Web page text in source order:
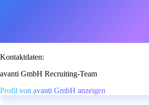
Kontaktdaten:
avanti GmbH Recruiting-Team
Profil von avanti GmbH anzeigen